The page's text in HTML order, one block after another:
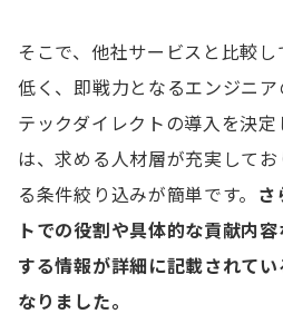
そこで、他社サービスと比較
低く、即戦力となるエンジニ
テックダイレクトの導入を決
は、求める人材層が充実して
る条件絞り込みが簡単です。 さ
トでの役割や具体的な貢献内
する情報が詳細に記載されて
なりました。